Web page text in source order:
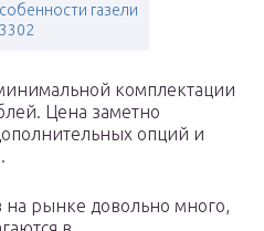
газели
3302
комплектации
Цена заметно
опций и
рынке довольно много,